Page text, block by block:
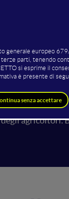
ambientale
sulle
del
è fornire uno
e in
dinamico team
degli agricoltori.